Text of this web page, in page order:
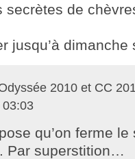
secrètes de
jusqu’à dimanche
2010 et CC
qu’on ferme le
Par superstition…